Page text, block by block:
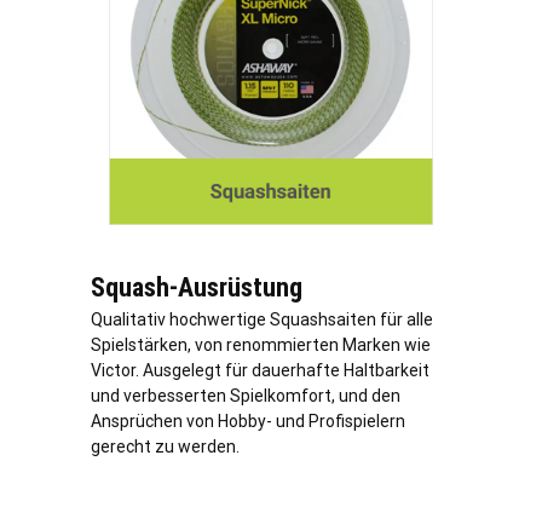
Squash-Ausrüstung
Qualitativ hochwertige Squashsaiten für alle
Spielstärken, von renommierten Marken wie
Victor. Ausgelegt für dauerhafte Haltbarkeit
und verbesserten Spielkomfort, und den
Ansprüchen von Hobby- und Profispielern
gerecht zu werden.